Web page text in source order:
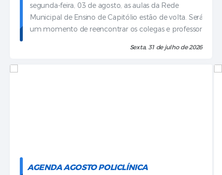
segunda-feira, 03 de agosto, as aulas da Rede
Municipal de Ensino de Capitólio estão de volta. Será
um momento de reencontrar os colegas e professores,
Sexta, 31 de julho de 2026
AGENDA AGOSTO POLICLÍNICA